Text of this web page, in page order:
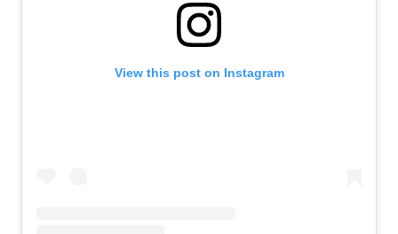
View this post on Instagram